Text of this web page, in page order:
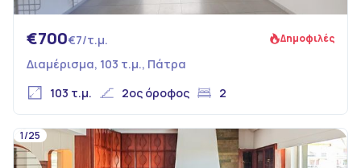
€700€7/τ.μ. Δημοφιλές
Διαμέρισμα, 103 τ.μ., Πάτρα
103 τ.μ.
2ος όροφος 2
1/25